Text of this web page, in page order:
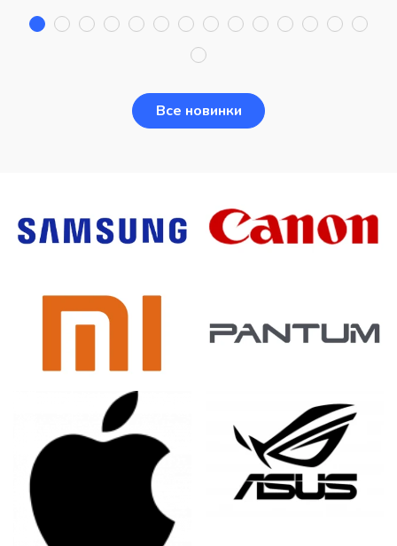
Все новинки